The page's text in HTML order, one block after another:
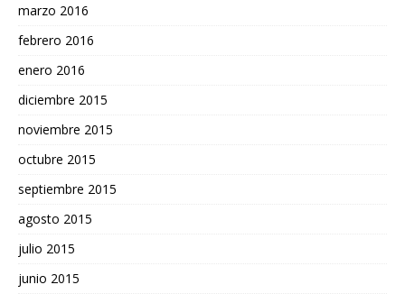
marzo 2016
febrero 2016
enero 2016
diciembre 2015
noviembre 2015
octubre 2015
septiembre 2015
agosto 2015
julio 2015
junio 2015